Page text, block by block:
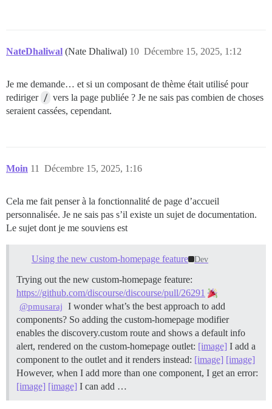
NateDhaliwal (Nate Dhaliwal) Décembre 15, 2025, 1:12
10
Je me demande… et si un composant de thème était utilisé pour
rediriger / vers la page publiée ? Je ne sais pas combien de choses
seraient cassées, cependant.
Moin Décembre 15, 2025, 1:16
11
Cela me fait penser à la fonctionnalité de page d’accueil
personnalisée. Je ne sais pas s’il existe un sujet de documentation.
Le sujet dont je me souviens est
Using the new custom-homepage feature Dev
Trying out the new custom-homepage feature:
https://github.com/discourse/discourse/pull/26291
@pmusaraj
I wonder what’s the best approach to add
components? So adding the custom-homepage modifier
enables the discovery.custom route and shows a default info
alert, rendered on the custom-homepage outlet: [image] I add a
component to the outlet and it renders instead: [image] [image]
However, when I add more than one component, I get an error:
[image] [image] I can add …